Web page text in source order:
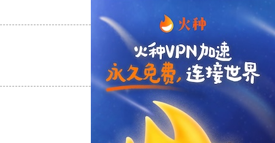
支持 [0] 反对[0]
支持[0] 反对